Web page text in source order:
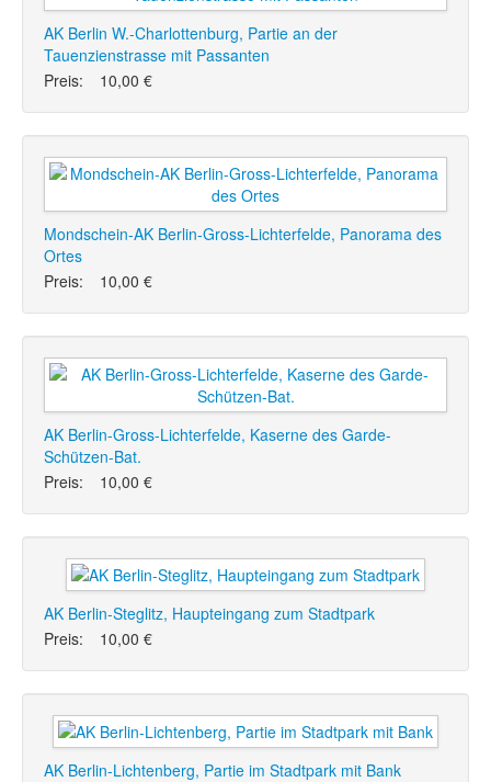
AK Berlin W.-Charlottenburg, Partie an der
Tauenzienstrasse mit Passanten
Preis:
10,00 €
Mondschein-AK Berlin-Gross-Lichterfelde, Panorama des
Ortes
Preis:
10,00 €
AK Berlin-Gross-Lichterfelde, Kaserne des Garde-
Schützen-Bat.
Preis:
10,00 €
AK Berlin-Steglitz, Haupteingang zum Stadtpark
Preis:
10,00 €
AK Berlin-Lichtenberg, Partie im Stadtpark mit Bank